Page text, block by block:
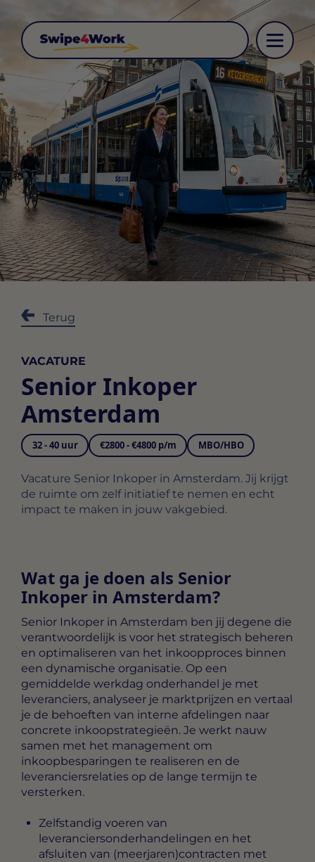
Terug
VACATURE
Senior Inkoper
Amsterdam
32 - 40 uur €2800 - €4800 p/m MBO/HBO
Vacature Senior Inkoper in Amsterdam. Jij krijgt
de ruimte om zelf initiatief te nemen en echt
impact te maken in jouw vakgebied.
Wat ga je doen als Senior
Inkoper in Amsterdam?
Senior Inkoper in Amsterdam ben jij degene die
verantwoordelijk is voor het strategisch beheren
en optimaliseren van het inkoopproces binnen
een dynamische organisatie. Op een
gemiddelde werkdag onderhandel je met
leveranciers, analyseer je marktprijzen en vertaal
je de behoeften van interne afdelingen naar
concrete inkoopstrategieën. Je werkt nauw
samen met het management om
inkoopbesparingen te realiseren en de
leveranciersrelaties op de lange termijn te
versterken.
Zelfstandig voeren van
leveranciersonderhandelingen en het
afsluiten van (meerjaren)contracten met